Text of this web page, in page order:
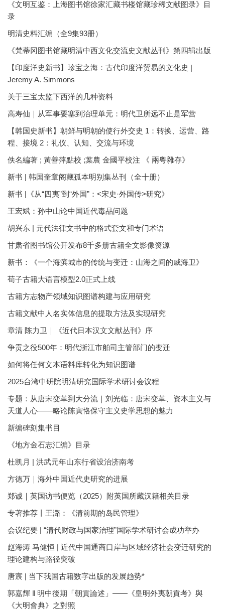
《文明互鉴：上海图书馆徐家汇藏书楼馆藏珍稀文献图录》目
录
明清史料汇编（全9集93册）
《梵蒂冈图书馆藏明清中西文化交流史文献丛刊》第四辑出版
【印度洋史新书】珍宝之海：古代印度洋贸易的文化史 |
Jeremy A. Simmons
关于三宝太监下西洋的几种资料
高寿仙｜从军事要塞到治理单元：明代卫所远不止是军营
【韩国史新书】朝鲜与明朝的使行外交史 1：转换、运营、路
程、接境 2：礼仪、认知、交流与环境
佚名編著 ; 黃善萍點校 ;葉農 金國平校注 《 兩粵雜存》
新书 | 韩国奎章阁藏孤本明别集丛刊（全十册）
新书 |《从“四夷”到“外国”：<宋史·外国传>研究》
王宏斌：孙中山论中国近代毒品问题
胡兴东 | 元代法律文书中的格式套文和专门术语
甘肃省图书馆公开发布8千多册古籍全文影像资源
新书：《一个海滨城市的传统与变迁：山海之间的威海卫》
荀子古籍大语言模型2.0正式上线
古籍方志物产领域知识图谱构建与应用研究
古籍文献中人名实体信息的提取方法及实现研究
章清 陈力卫｜《近代日本汉文文献丛刊》序
争贡之役500年：明代浙江市舶司主管部门的变迁
如何将任何文本语料库转化为知识图谱
2025台湾中研院明清研究国际学术研讨会议程
专题：从唐宋变革到大分流｜刘光临：唐宋变革、资本主义与
天道人心——略论陈寅恪保守主义史学思想的魅力
新编碑刻集书目
《地方金石志汇编》目录
杜凯月 | 洪武元年山东行省设治济南考
方徳万｜海外中国近代史研究的进展
郑诚｜英国访书便览（2025）附英国所藏汉籍相关目录
专著推荐丨王潞：《清前期的岛民管理》
会议纪要 | “清代财政与国家治理”国际学术研讨会成功举办
赵海涛 马健恒 | 近代中国通商口岸与区域经济社会变迁研究的
理论建构与路径突破
唐宸 | 当下我国古籍数字出版的发展趋势*
郭嘉輝 ‖ 明中後期「朝貢論述」——《皇明外夷朝貢考》與
《大明會典》之對照